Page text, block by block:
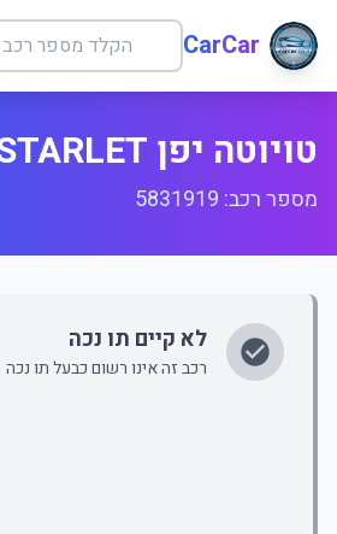
CarCar
טויוטה יפן STARLET
מספר רכב: 5831919
לא קיים תו נכה
רכב זה אינו רשום כבעל תו נכה